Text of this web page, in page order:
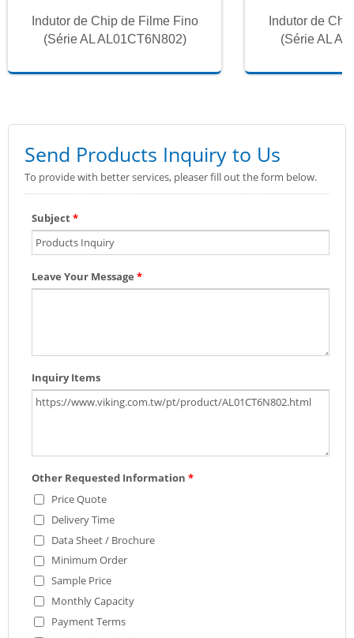
Indutor de Chip de Filme Fino
(Série AL AL01CT6N802)
Indutor de
(Série AL